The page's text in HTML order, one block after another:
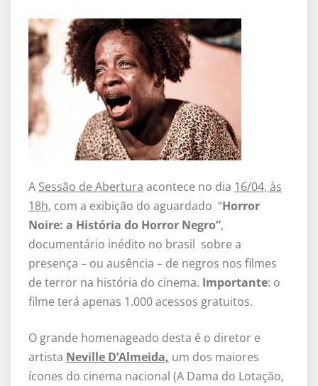
A Sessão de Abertura acontece no dia 16/04, às
18h, com a exibição do aguardado “Horror
Noire: a História do Horror Negro”,
documentário inédito no brasil sobre a
presença – ou ausência – de negros nos filmes
de terror na história do cinema. Importante: o
filme terá apenas 1.000 acessos gratuitos.
O grande homenageado desta é o diretor e
artista Neville D’Almeida, um dos maiores
ícones do cinema nacional (A Dama do Lotação,